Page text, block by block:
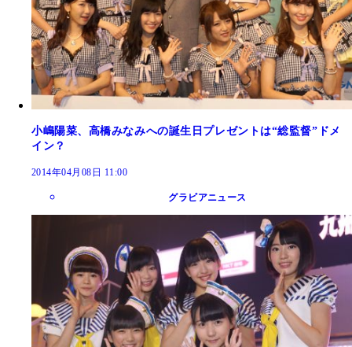
小嶋陽菜、高橋みなみへの誕生日プレゼントは“総監督”ドメ
イン？
2014年04月08日 11:00
グラビアニュース